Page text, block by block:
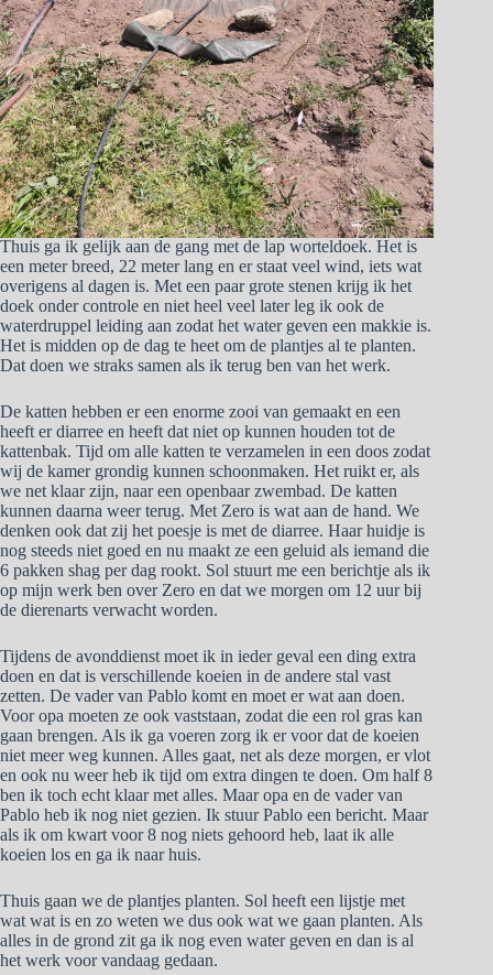
Thuis ga ik gelijk aan de gang met de lap worteldoek. Het is
een meter breed, 22 meter lang en er staat veel wind, iets wat
overigens al dagen is. Met een paar grote stenen krijg ik het
doek onder controle en niet heel veel later leg ik ook de
waterdruppel leiding aan zodat het water geven een makkie is.
Het is midden op de dag te heet om de plantjes al te planten.
Dat doen we straks samen als ik terug ben van het werk.
De katten hebben er een enorme zooi van gemaakt en een
heeft er diarree en heeft dat niet op kunnen houden tot de
kattenbak. Tijd om alle katten te verzamelen in een doos zodat
wij de kamer grondig kunnen schoonmaken. Het ruikt er, als
we net klaar zijn, naar een openbaar zwembad. De katten
kunnen daarna weer terug. Met Zero is wat aan de hand. We
denken ook dat zij het poesje is met de diarree. Haar huidje is
nog steeds niet goed en nu maakt ze een geluid als iemand die
6 pakken shag per dag rookt. Sol stuurt me een berichtje als ik
op mijn werk ben over Zero en dat we morgen om 12 uur bij
de dierenarts verwacht worden.
Tijdens de avonddienst moet ik in ieder geval een ding extra
doen en dat is verschillende koeien in de andere stal vast
zetten. De vader van Pablo komt en moet er wat aan doen.
Voor opa moeten ze ook vaststaan, zodat die een rol gras kan
gaan brengen. Als ik ga voeren zorg ik er voor dat de koeien
niet meer weg kunnen. Alles gaat, net als deze morgen, er vlot
en ook nu weer heb ik tijd om extra dingen te doen. Om half 8
ben ik toch echt klaar met alles. Maar opa en de vader van
Pablo heb ik nog niet gezien. Ik stuur Pablo een bericht. Maar
als ik om kwart voor 8 nog niets gehoord heb, laat ik alle
koeien los en ga ik naar huis.
Thuis gaan we de plantjes planten. Sol heeft een lijstje met
wat wat is en zo weten we dus ook wat we gaan planten. Als
alles in de grond zit ga ik nog even water geven en dan is al
het werk voor vandaag gedaan.